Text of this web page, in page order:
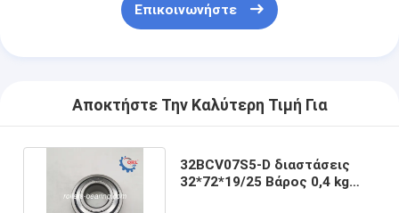
Επικοινωνήστε
Αποκτήστε Την Καλύτερη Τιμή Για
32BCV07S5-D διαστάσεις
32*72*19/25 Βάρος 0,4 kg